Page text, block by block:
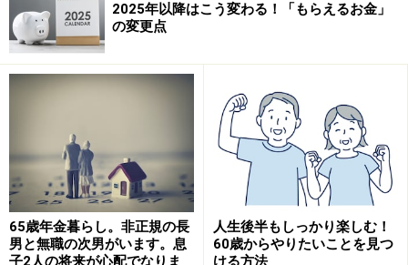
2025年以降はこう変わる！「もらえるお金」
の変更点
65歳年金暮らし。非正規の長
男と無職の次男がいます。息
子2人の将来が心配でなりま
人生後半もしっかり楽しむ！
60歳からやりたいことを見つ
ける方法